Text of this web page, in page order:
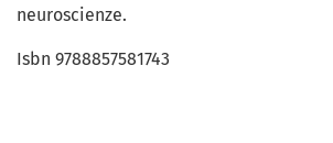
neuroscienze.
Isbn 9788857581743